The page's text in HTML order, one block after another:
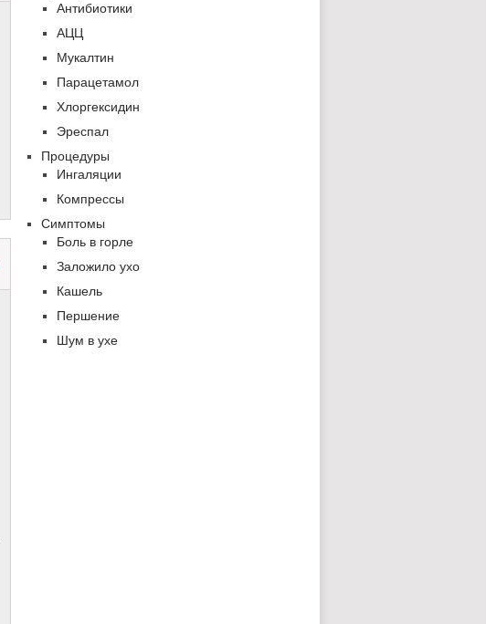
Антибиотики
АЦЦ
Мукалтин
Парацетамол
Хлоргексидин
Эреспал
Процедуры
Ингаляции
Компрессы
Симптомы
Боль в горле
Заложило ухо
Кашель
Першение
Шум в ухе